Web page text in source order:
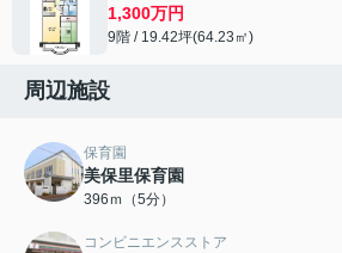
1,300万円
9階 / 19.42坪(64.23㎡)
周辺施設
保育園
美保里保育園
396ｍ（5分）
コンビニエンスストア